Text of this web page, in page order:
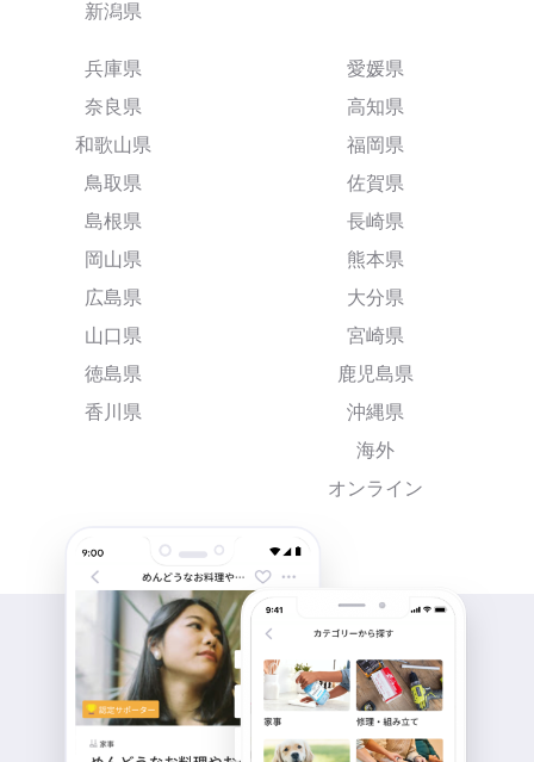
新潟県
兵庫県
奈良県
和歌山県
鳥取県
島根県
岡山県
広島県
山口県
徳島県
香川県
愛媛県
高知県
福岡県
佐賀県
長崎県
熊本県
大分県
宮崎県
鹿児島県
沖縄県
海外
オンライン